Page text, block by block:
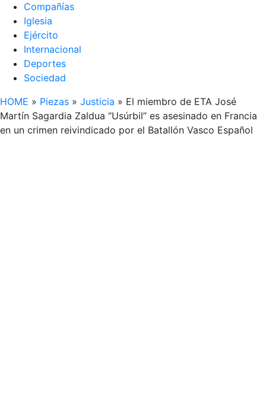
Compañías
Iglesia
Ejército
Internacional
Deportes
Sociedad
HOME » Piezas » Justicia » El miembro de ETA José
Martín Sagardia Zaldua “Usúrbil” es asesinado en Francia
en un crimen reivindicado por el Batallón Vasco Español